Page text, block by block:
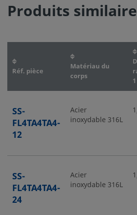
Produits
Réf. pièce
Matériau du
corps
1
SS-
FL4TA4TA4-
12
Acier
inoxydable 316L
SS-
FL4TA4TA4-
24
Acier
inoxydable 316L